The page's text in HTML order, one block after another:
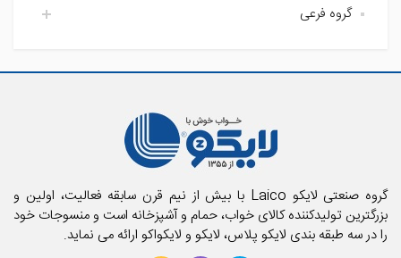
اتاق خواب لایکو
حمام لایکو
گروه فرعی
بالش و رویه بالش
تشک فنری و محافظ تشک
تشک میهمان و سفری
حوله استخری
حوله تن پوش بزرگسال
حوله تن پوش کودک
گروه صنعتی لایکو Laico با بیش از نیم قرن سابقه فعالیت، اولین و
بزرگترین تولیدکننده کالای خواب، حمام و آشپزخانه است و منسوجات خود
را در سه طبقه بندی لایکو پلاس، لایکو و لایکواکو ارائه می نماید.